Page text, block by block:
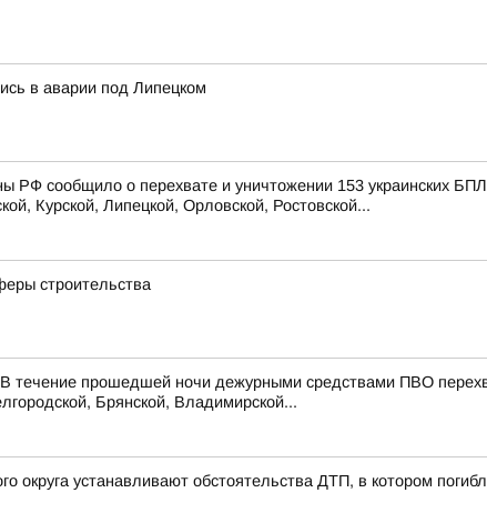
в аварии под Липецком
РФ сообщило о перехвате и уничтожении 153 украинских
Курской, Липецкой, Орловской, Ростовской...
строительства
течение прошедшей ночи дежурными средствами ПВО
Брянской, Владимирской...
округа устанавливают обстоятельства ДТП, в котором